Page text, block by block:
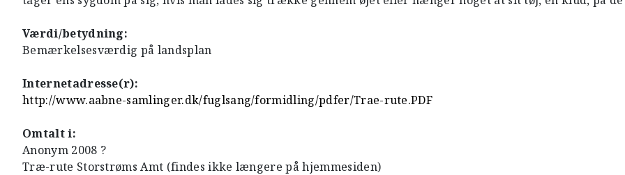
Værdi/betydning:
Bemærkelsesværdig på landsplan
Internetadresse(r):
http://www.aabne-samlinger.dk/fuglsang/formidling/pdfer/Trae-rute.PDF
Omtalt i:
Anonym 2008 ?
Træ-rute Storstrøms Amt (findes ikke længere på hjemmesiden)